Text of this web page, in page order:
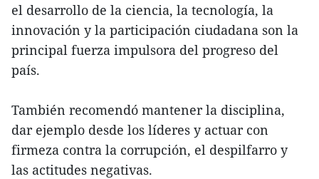
el desarrollo de la ciencia, la tecnología, la
innovación y la participación ciudadana son la
principal fuerza impulsora del progreso del
país.
También recomendó mantener la disciplina,
dar ejemplo desde los líderes y actuar con
firmeza contra la corrupción, el despilfarro y
las actitudes negativas.